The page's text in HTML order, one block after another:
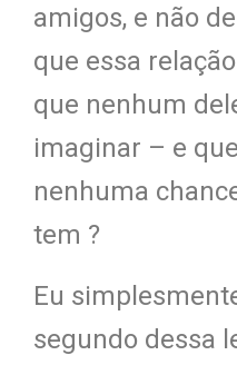
amigos, e não
que essa
que nenhum
imaginar – e
nenhuma
tem ?
Eu
segundo dessa